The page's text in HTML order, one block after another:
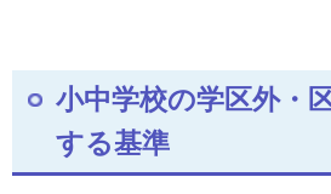
小中学校の学区外・
する基準